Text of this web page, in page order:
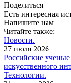
Поделиться
Есть интересная
Напишите нам
Читайте также:
Новости.
27 июля 2026
Российские
искусственного
Технологии.